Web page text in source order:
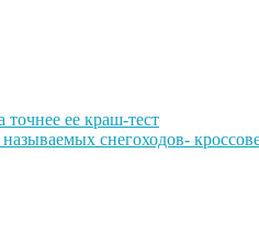
ее краш-тест
снегоходов-